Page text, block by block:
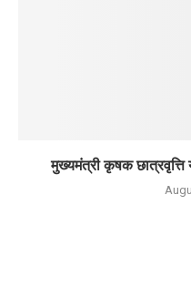
मुख्यमंत्री कृषक